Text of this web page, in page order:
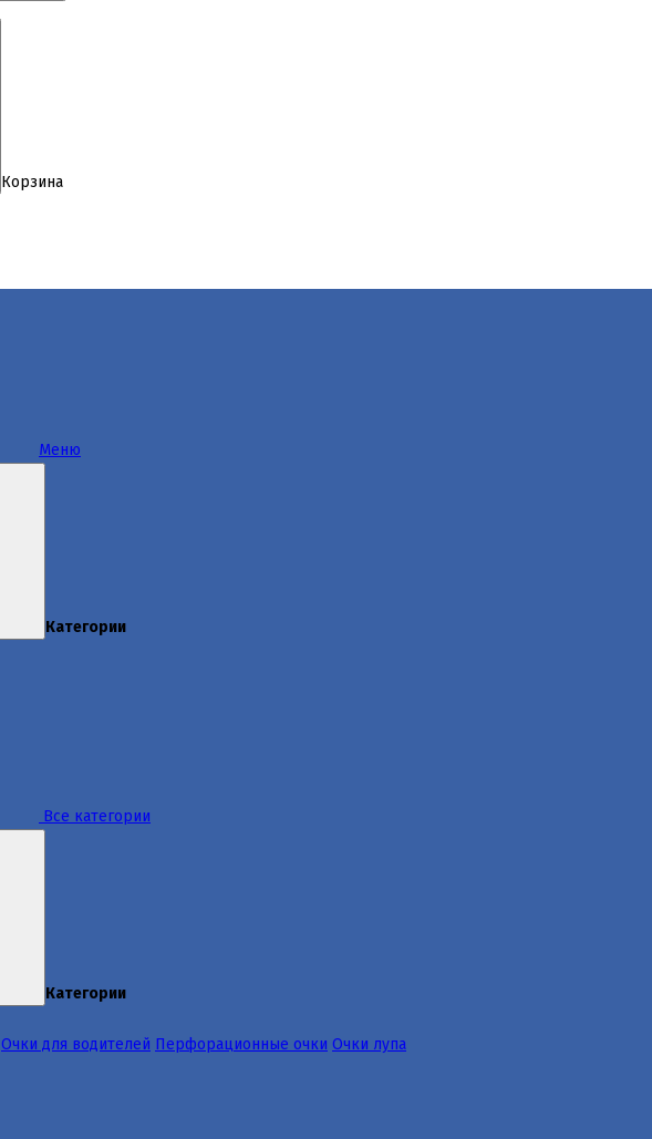
Корзина
Меню
Категории
Все категории
Категории
Очки для водителей Перфорационные очки Очки лупа